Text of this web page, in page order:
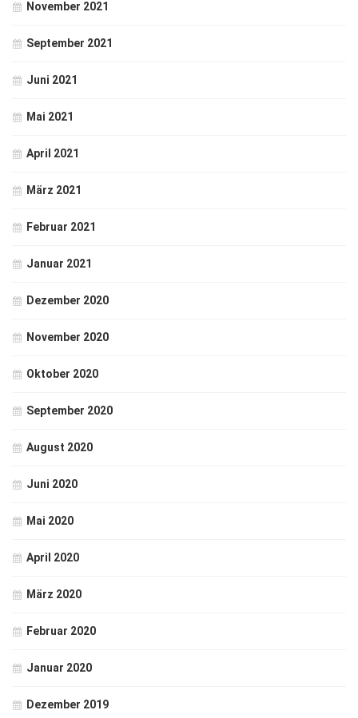
November 2021
September 2021
Juni 2021
Mai 2021
April 2021
März 2021
Februar 2021
Januar 2021
Dezember 2020
November 2020
Oktober 2020
September 2020
August 2020
Juni 2020
Mai 2020
April 2020
März 2020
Februar 2020
Januar 2020
Dezember 2019